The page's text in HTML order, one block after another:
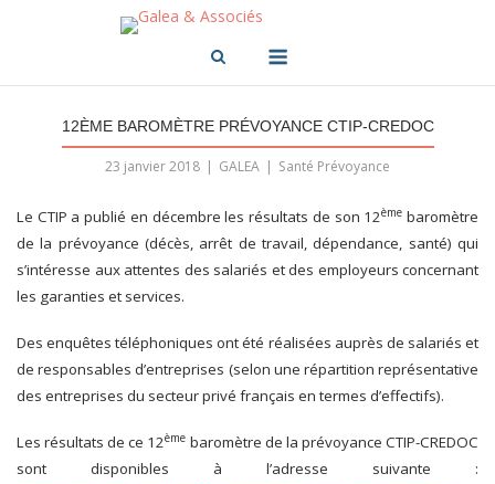
12ÈME BAROMÈTRE PRÉVOYANCE CTIP-CREDOC
23 janvier 2018 GALEA Santé Prévoyance
Le CTIP a publié en décembre les résultats de son 12ème baromètre
de la prévoyance (décès, arrêt de travail, dépendance, santé) qui
s’intéresse aux attentes des salariés et des employeurs concernant
les garanties et services.
Des enquêtes téléphoniques ont été réalisées auprès de salariés et
de responsables d’entreprises (selon une répartition représentative
des entreprises du secteur privé français en termes d’effectifs).
Les résultats de ce 12ème baromètre de la prévoyance CTIP-CREDOC
sont disponibles à l’adresse suivante :